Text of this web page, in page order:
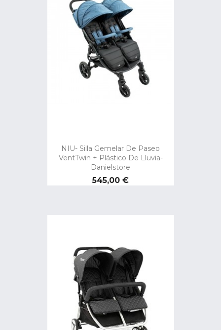
NIU- Silla Gemelar De Paseo
VentTwin + Plástico De Lluvia-
Danielstore
Precio
545,00 €